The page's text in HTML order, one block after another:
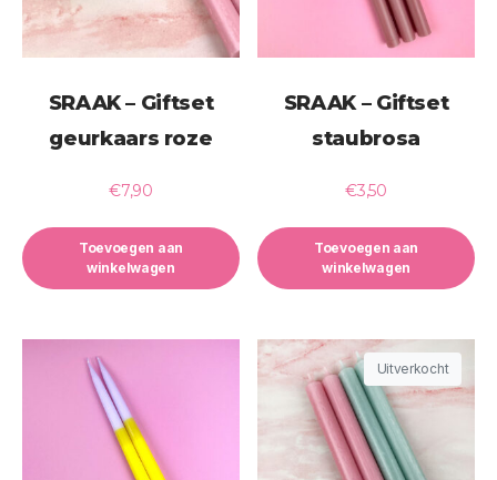
SRAAK – Giftset
geurkaars roze
€7,90
Toevoegen aan
winkelwagen
SRAAK – Giftset
staubrosa
€3,50
Toevoegen aan
winkelwagen
Uitverkocht